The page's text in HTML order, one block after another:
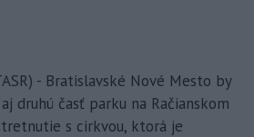
- Bratislavské Nové Mesto by
druhú časť parku na Račianskom
s cirkvou, ktorá je